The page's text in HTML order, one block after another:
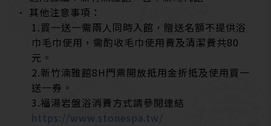
• 其他注意事項：
1.買一送一需兩人同時入館，贈送名額不提供浴
巾毛巾使用，需酌收毛巾使用費及清潔費共80
元。
2.新竹湳雅館8H門票開放抵用金折抵及使用買一
送一券。
3.福湯岩盤浴消費方式請參閱連結
https://www.stonespa.tw/